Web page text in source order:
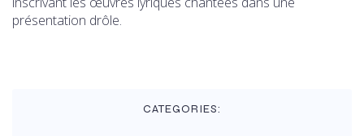
présentation drôle.
CATEGORIES: